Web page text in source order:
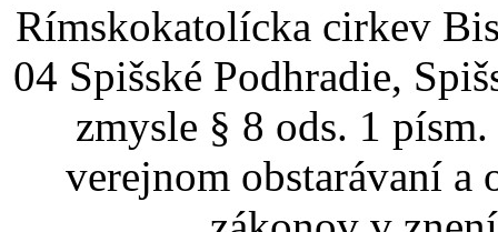
Rímskokatolícka cirkev
04 Spišské Podhradie,
zmysle § 8 ods. 1
verejnom obstarávaní a